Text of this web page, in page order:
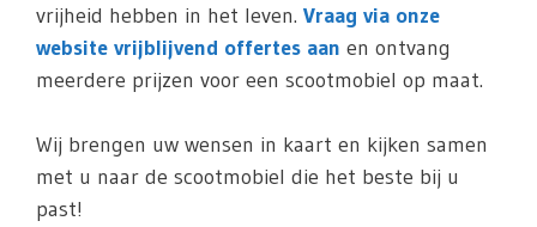
vrijheid hebben in het leven. Vraag via onze
website vrijblijvend offertes aan en ontvang
meerdere prijzen voor een scootmobiel op maat.
Wij brengen uw wensen in kaart en kijken samen
met u naar de scootmobiel die het beste bij u
past!